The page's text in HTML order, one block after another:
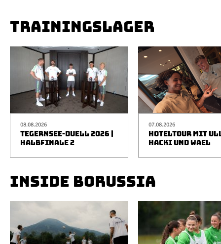
Alle Videos
TRAININGSLAGER
08.08.2026
TEGERNSEE-DUELL 2026 |
HALBFINALE 2
07.08.2026
HOTELTOUR MIT
HACKI UND WAEL
INSIDE BORUSSIA